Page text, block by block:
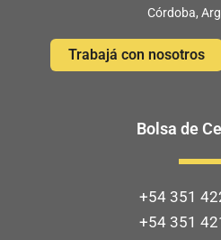
Córdoba,
Trabajá con nosotros
Bolsa de
+54 351
+54 351